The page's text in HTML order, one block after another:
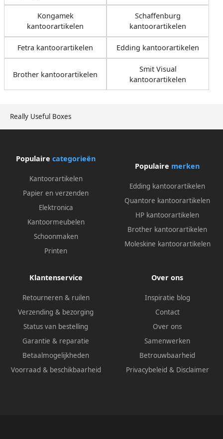
Really Useful Boxes
Kongamek
kantoorartikelen
Schaffenburg
kantoorartikelen
Fetra kantoorartikelen Edding kantoorartikelen
Brother kantoorartikelen
Smit Visual
kantoorartikelen
Populaire categorieën
Kantoorartikelen
Papier en verzenden
Elektronica
Kantoormeubelen
Schoonmaken
Printen
Populaire merken
Edding kantoorartikelen
Quantore kantoorartikelen
HP kantoorartikelen
Brother kantoorartikelen
Moleskine kantoorartikelen
Klantenservice
Retourneren & ruilen
Verzending & bezorging
Status van bestelling
Garantie & reparatie
Betaalmogelijkheden
Voorraad & beschikbaarheid
Over ons
Inspiratie blog
Contact
Over ons
Samenwerken
Betrouwbaarheid
Privacybeleid & Disclaimer